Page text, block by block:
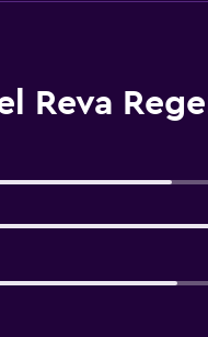
Reva